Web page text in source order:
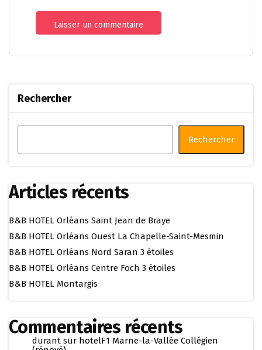
Rechercher
Rechercher
Articles récents
B&B HOTEL Orléans Saint Jean de Braye
B&B HOTEL Orléans Ouest La Chapelle-Saint-Mesmin
B&B HOTEL Orléans Nord Saran 3 étoiles
B&B HOTEL Orléans Centre Foch 3 étoiles
B&B HOTEL Montargis
Commentaires récents
durant sur hotelF1 Marne-la-Vallée Collégien